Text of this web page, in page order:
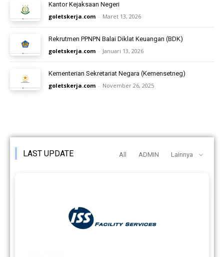
Kantor Kejaksaan Negeri
goletskerja.com - Maret 13, 2026
Rekrutmen PPNPN Balai Diklat Keuangan (BDK)
goletskerja.com - Januari 13, 2026
Kementerian Sekretariat Negara (Kemensetneg)
goletskerja.com - November 26, 2025
LAST UPDATE All ADMIN Lainnya